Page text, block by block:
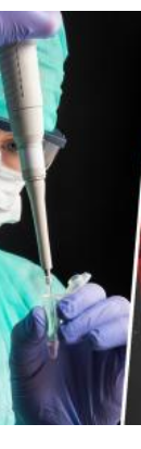
‘Slobodna
kod granice!
– Izjava povodom
slobodu: